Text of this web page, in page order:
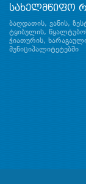
სახელმწიფო
ბაღდათის, ვანის,
ტყიბულის,
ჭიათურის,
მუნიციპალიტეტებში